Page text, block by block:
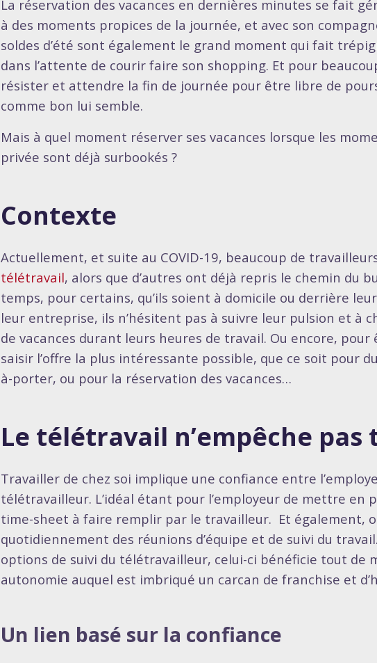
La réservation des vacances en dernières minutes se fait
à des moments propices de la journée, et avec son
soldes d’été sont également le grand moment qui fait
dans l’attente de courir faire son shopping. Et pour
résister et attendre la fin de journée pour être libre de
comme bon lui semble.
Mais à quel moment réserver ses vacances lorsque les
privée sont déjà surbookés ?
Contexte
Actuellement, et suite au COVID-19, beaucoup de
télétravail, alors que d’autres ont déjà repris le chemin du
temps, pour certains, qu’ils soient à domicile ou derrière
leur entreprise, ils n’hésitent pas à suivre leur pulsion et à
de vacances durant leurs heures de travail. Ou encore, pour
saisir l’offre la plus intéressante possible, que ce soit pour
à-porter, ou pour la réservation des vacances…
Le télétravail n’empêche
Travailler de chez soi implique une confiance entre
télétravailleur. L’idéal étant pour l’employeur de mettre en
time-sheet à faire remplir par le travailleur. Et également,
quotidiennement des réunions d’équipe et de suivi du
options de suivi du télétravailleur, celui-ci bénéficie tout de
autonomie auquel est imbriqué un carcan de franchise et
Un lien basé sur la confiance